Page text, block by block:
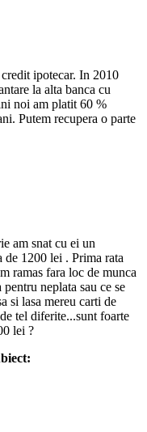
ipotecar. In 2010
la alta banca cu
noi am platit 60 %
Putem recupera o parte
am snat cu ei un
de 1200 lei . Prima rata
ramas fara loc de munca
neplata sau ce se
si lasa mereu carti de
tel diferite...sunt foarte
lei ?